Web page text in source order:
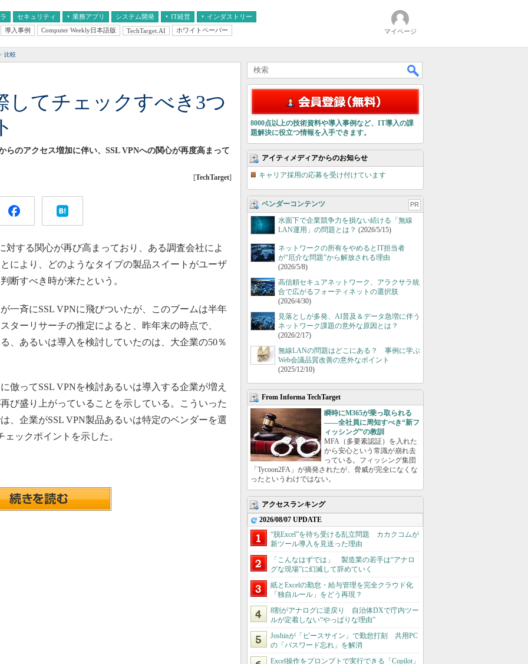
セキュリティ 業務アプリ
AI
システム開発 IT経営
経営とIT
インダストリー
医療IT
導入事例 Computer Weekly日本語版 TechTarget.AI ホワイトペーパー マイページ
比較
してチェックすべき3つ
らのアクセス増加に伴い、SSL VPNへの関心が再度高まって
[TechTarget]
対する関心が再び高まっており、ある調査会社によ
により、どのようなタイプの製品スイートがユーザ
断すべき時が来たという。
斉にSSL VPNに飛びついたが、このブームは半年
ターリサーチの推定によると、昨年末の時点で、
、あるいは導入を検討していたのは、大企業の50％
ってSSL VPNを検討あるいは導入する企業が増え
び盛り上がっていることを示している。こういった
、企業がSSL VPN製品あるいは特定のベンダーを選
ックポイントを示した。
8000点以上の技術資料や導入事例など、IT導入の課
題解決に役立つ情報を入手できます。
アイティメディアからのお知らせ
キャリア採用の応募を受け付けています
ベンダーコンテンツ PR
水面下で企業競争力を損ない続ける「無線
LAN運用」の問題とは？ (2026/5/15)
ネットワークの所有をやめるとIT担当者
が“厄介な問題”から解放される理由
(2026/5/8)
高信頼セキュアネットワーク、アラクサラ統
合で広がるフォーティネットの選択肢
(2026/4/30)
見落としが多発、AI普及＆データ急増に伴う
ネットワーク課題の意外な原因とは？
(2026/2/17)
無線LANの問題はどこにある？ 事例に学ぶ
Web会議品質改善の意外なポイント
(2025/12/10)
From Informa TechTarget
瞬時にM365が乗っ取られる
――全社員に周知すべき“新フ
ィッシング”の教訓
MFA（多要素認証）を入れた
から安心という常識が崩れ去
っている。フィッシング集団
「Tycoon2FA」が摘発されたが、脅威が完全になくな
ったというわけではない。
アクセスランキング
2026/08/07 UPDATE
“脱Excel”を待ち受ける乱立問題 カカクコムが
新ツール導入を見送った理由
「こんなはずでは」 製造業の若手は“アナロ
グな現場”に幻滅して辞めていく
紙とExcelの勤怠・給与管理を完全クラウド化
「独自ルール」をどう再現？
8割がアナログに逆戻り 自治体DXで庁内ツー
ルが定着しない“やっぱりな理由”
Joshinが「ピースサイン」で勤怠打刻 共用PC
の「パスワード忘れ」を解消
Excel操作をプロンプトで実行できる「Copilot」